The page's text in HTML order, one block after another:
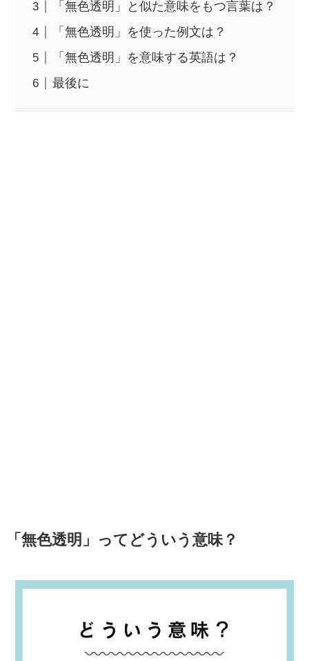
「無色透明」と似た意味をもつ言葉は？
「無色透明」を使った例文は？
「無色透明」を意味する英語は？
最後に
「無色透明」ってどういう意味？